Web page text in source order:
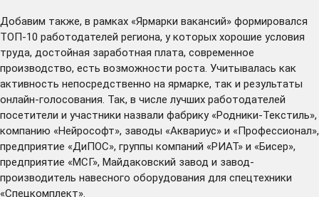
Добавим также, в рамках «Ярмарки вакансий» формировался
ТОП-10 работодателей региона, у которых хорошие условия
труда, достойная заработная плата, современное
производство, есть возможности роста. Учитывалась как
активность непосредственно на ярмарке, так и результаты
онлайн-голосования. Так, в числе лучших работодателей
посетители и участники назвали фабрику «Родники-Текстиль»,
компанию «Нейрософт», заводы «Аквариус» и «Профессионал»,
предприятие «ДиПОС», группы компаний «РИАТ» и «Бисер»,
предприятие «МСГ», Майдаковский завод и завод-
производитель навесного оборудования для спецтехники
«Спецкомплект».